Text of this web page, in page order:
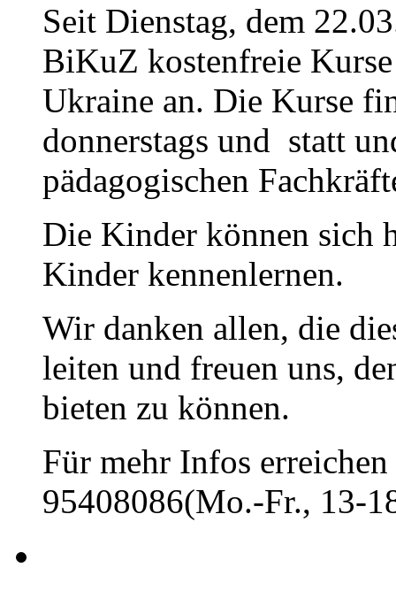
Seit Dienstag, dem
BiKuZ kostenfreie
Ukraine an. Die Kurse
donnerstags und statt
pädagogischen
Die Kinder können sich
Kinder kennenlernen.
Wir danken allen, die
leiten und freuen uns,
bieten zu können.
Für mehr Infos
95408086(Mo.-Fr., 13-